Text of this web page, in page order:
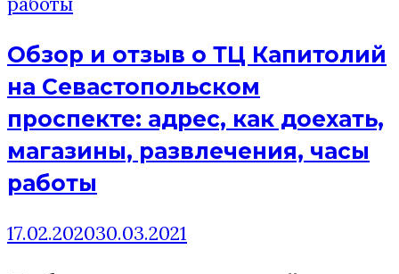
Обзор и отзыв о ТЦ Капитолий
на Севастопольском
проспекте: адрес, как доехать,
магазины, развлечения, часы
работы
17.02.202030.03.2021